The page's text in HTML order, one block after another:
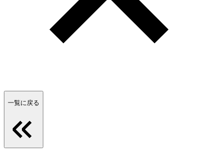
一覧に戻る